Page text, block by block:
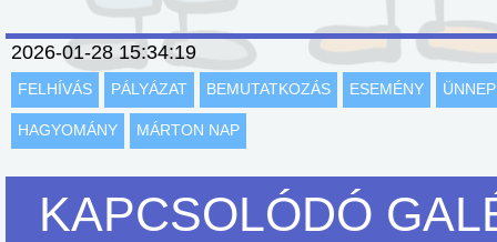
2026-01-28 15:34:19
FELHÍVÁS PÁLYÁZAT BEMUTATKOZÁS ESEMÉNY
HAGYOMÁNY MÁRTON NAP
KAPCSOLÓDÓ